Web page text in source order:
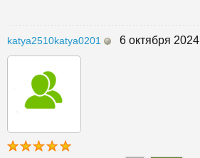
katya2510katya0201 6 октября 2024